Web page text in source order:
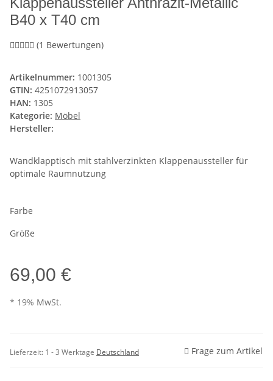
B40 x T40 cm
(1 Bewertungen)
Artikelnummer: 1001305
GTIN: 4251072913057
HAN: 1305
Kategorie: Möbel
Hersteller:
Wandklapptisch mit stahlverzinkten Klappenaussteller für
optimale Raumnutzung
Farbe
Größe
69,00 €
* 19% MwSt.
Lieferzeit: 1 - 3 Werktage Deutschland Frage zum Artikel